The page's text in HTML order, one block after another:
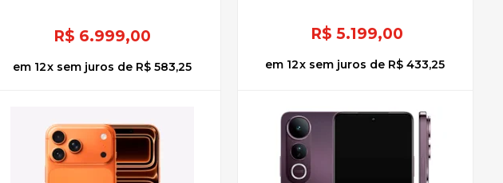
R$ 6.999,00
12x de R$ 583,25
sem juros
R$ 5.199,00
12x de R$ 433,25
sem juros